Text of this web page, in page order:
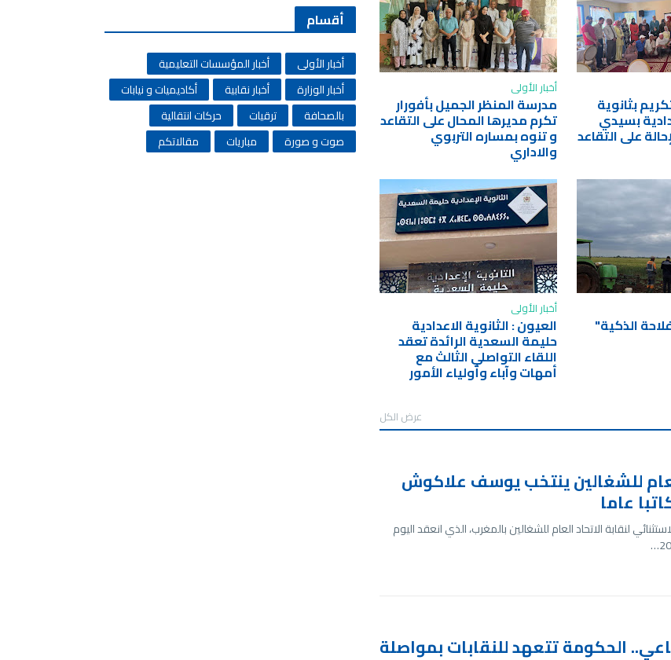
بثانوية
بسيدي
على التقاعد
أخبار الأولى
مدرسة المنظر الجميل بأفورار
تكرم مديرها المحال على التقاعد
و تنوه بمساره التربوي
والاداري
الذكية"
أخبار الأولى
العيون : الثانوية الاعدادية
حليمة السعدية الرائدة تعقد
اللقاء التواصلي الثالث مع
أمهات وآباء وأولياء الأمور
عرض الكل
للشغالين ينتخب يوسف علاكوش
عاما
لنقابة الاتحاد العام للشغالين بالمغرب، الذي انعقد اليوم
الحكومة تتعهد للنقابات بمواصلة
أقسام
أخبار الأولى
أخبار المؤسسات التعليمية
أخبار الوزارة
أخبار نقابية
أكاديميات و نيابات
بالصحافة
ترقيات
حركات انتقالية
صوت و صورة
مباريات مقالاتكم